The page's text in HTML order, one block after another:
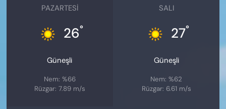
PAZARTESI
26°
Güneşli
Nem: %66
Rüzgar: 7.89 m/s
SALI
27°
Güneşli
Nem: %62
Rüzgar: 6.61 m/s